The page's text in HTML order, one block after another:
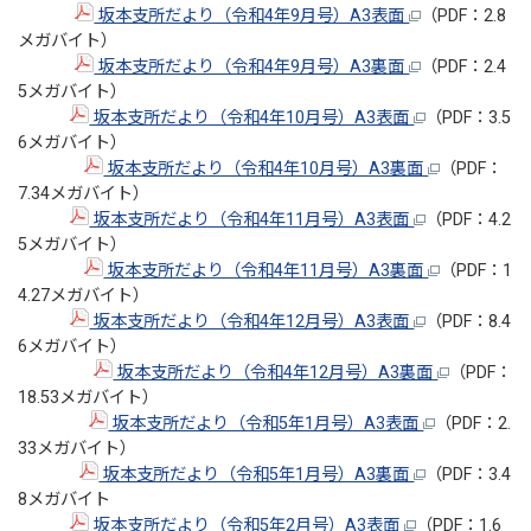
坂本支所だより（令和4年9月号）A3表面
（PDF：2.8
メガバイト）
坂本支所だより（令和4年9月号）A3裏面
（PDF：2.4
5メガバイト）
坂本支所だより（令和4年10月号）A3表面
（PDF：3.5
6メガバイト）
坂本支所だより（令和4年10月号）A3裏面
（PDF：
7.34メガバイト）
坂本支所だより（令和4年11月号）A3表面
（PDF：4.2
5メガバイト）
坂本支所だより（令和4年11月号）A3裏面
（PDF：1
4.27メガバイト）
坂本支所だより（令和4年12月号）A3表面
（PDF：8.4
6メガバイト）
坂本支所だより（令和4年12月号）A3裏面
（PDF：
18.53メガバイト）
坂本支所だより（令和5年1月号）A3表面
（PDF：2.
33メガバイト）
坂本支所だより（令和5年1月号）A3裏面
（PDF：3.4
8メガバイト
坂本支所だより（令和5年2月号）A3表面
（PDF：1.6